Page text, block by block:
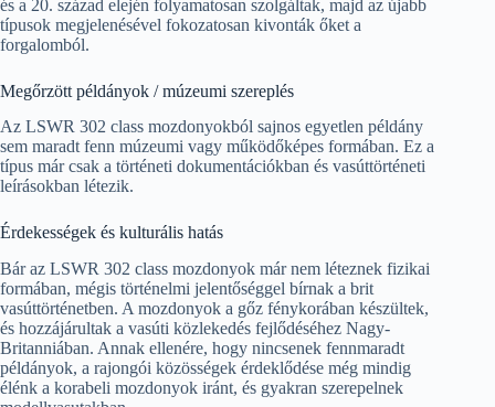
és a 20. század elején folyamatosan szolgáltak, majd az újabb
típusok megjelenésével fokozatosan kivonták őket a
forgalomból.
Megőrzött példányok / múzeumi szereplés
Az LSWR 302 class mozdonyokból sajnos egyetlen példány
sem maradt fenn múzeumi vagy működőképes formában. Ez a
típus már csak a történeti dokumentációkban és vasúttörténeti
leírásokban létezik.
Érdekességek és kulturális hatás
Bár az LSWR 302 class mozdonyok már nem léteznek fizikai
formában, mégis történelmi jelentőséggel bírnak a brit
vasúttörténetben. A mozdonyok a gőz fénykorában készültek,
és hozzájárultak a vasúti közlekedés fejlődéséhez Nagy-
Britanniában. Annak ellenére, hogy nincsenek fennmaradt
példányok, a rajongói közösségek érdeklődése még mindig
élénk a korabeli mozdonyok iránt, és gyakran szerepelnek